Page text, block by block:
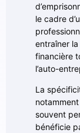
le cadre
entraîner
financière
l’auto-
La
souvent
bénéficie